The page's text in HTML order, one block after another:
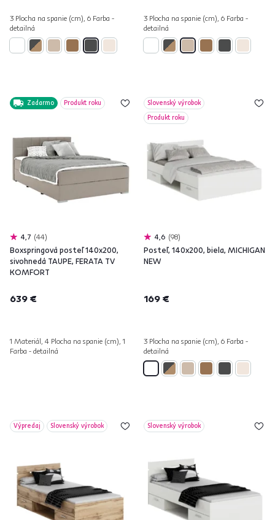
3 Plocha na spanie (cm), 6 Farba -
detailná
3 Plocha na spanie (cm), 6 Farba -
detailná
Zadarmo Produkt roku
4,7 44
Boxspringová posteľ 140x200,
sivohnedá TAUPE, FERATA TV
KOMFORT
639 €
1 Materiál, 4 Plocha na spanie (cm), 1
Farba - detailná
Slovenský výrobok
Produkt roku
4,6 98
Posteľ, 140x200, biela, MICHIGAN
NEW
169 €
3 Plocha na spanie (cm), 6 Farba -
detailná
Výpredaj Slovenský výrobok Slovenský výrobok